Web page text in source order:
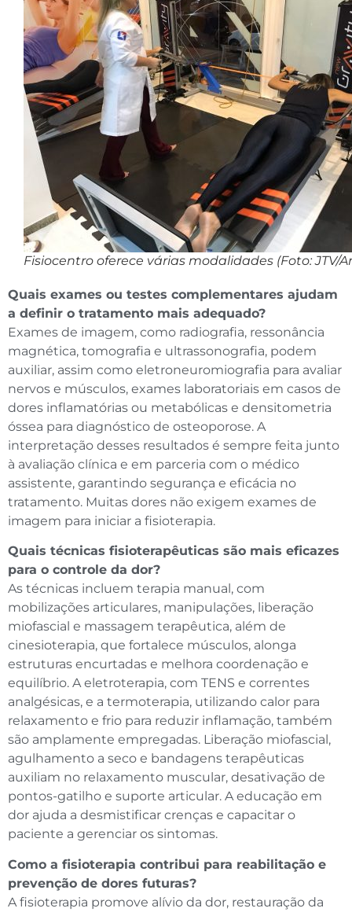
Fisiocentro oferece várias modalidades (Foto: JTV/
Quais exames ou testes complementares ajudam
a definir o tratamento mais adequado?
Exames de imagem, como radiografia, ressonância
magnética, tomografia e ultrassonografia, podem
auxiliar, assim como eletroneuromiografia para avaliar
nervos e músculos, exames laboratoriais em casos de
dores inflamatórias ou metabólicas e densitometria
óssea para diagnóstico de osteoporose. A
interpretação desses resultados é sempre feita junto
à avaliação clínica e em parceria com o médico
assistente, garantindo segurança e eficácia no
tratamento. Muitas dores não exigem exames de
imagem para iniciar a fisioterapia.
Quais técnicas fisioterapêuticas são mais eficazes
para o controle da dor?
As técnicas incluem terapia manual, com
mobilizações articulares, manipulações, liberação
miofascial e massagem terapêutica, além de
cinesioterapia, que fortalece músculos, alonga
estruturas encurtadas e melhora coordenação e
equilíbrio. A eletroterapia, com TENS e correntes
analgésicas, e a termoterapia, utilizando calor para
relaxamento e frio para reduzir inflamação, também
são amplamente empregadas. Liberação miofascial,
agulhamento a seco e bandagens terapêuticas
auxiliam no relaxamento muscular, desativação de
pontos-gatilho e suporte articular. A educação em
dor ajuda a desmistificar crenças e capacitar o
paciente a gerenciar os sintomas.
Como a fisioterapia contribui para reabilitação e
prevenção de dores futuras?
A fisioterapia promove alívio da dor, restauração da